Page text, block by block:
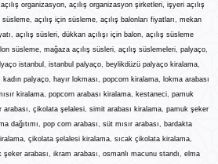
organizasyon, açılış organizasyon şirketleri, işyeri açılış
süsleme, açılış için süsleme, açılış balonları fiyatları, mekan
, açılış süsleri, dükkan açılışı için balon, açılış süsleme
süsleme, mağaza açılış süsleri, açılış süslemeleri, palyaço,
istanbul , istanbul palyaço, beylikdüzü palyaço kiralama,
kadın palyaço, hayır lokması, popcorn kiralama, lokma arabası
kiralama, popcorn arabası kiralama, kestaneci, pamuk
arabası, çikolata şelalesi, simit arabası kiralama, pamuk şeker
dağıtımı, pop corn arabası, süt mısır arabası, bardakta
, çikolata şelalesi kiralama, sıcak çikolata kiralama,
şeker arabası, ikram arabası, osmanlı macunu standı, elma